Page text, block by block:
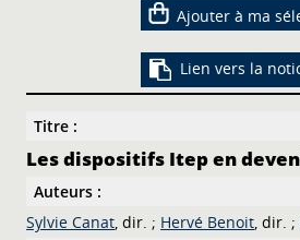
Ajouter à ma
Lien vers la
Titre :
Les dispositifs Itep en
Auteurs :
Sylvie Canat
, dir. ; Hervé Benoit , dir. ;